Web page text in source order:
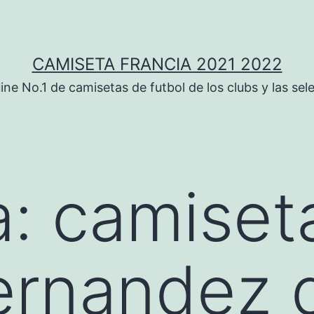
CAMISETA FRANCIA 2021 2022
No.1 de camisetas de futbol de los clubs y las